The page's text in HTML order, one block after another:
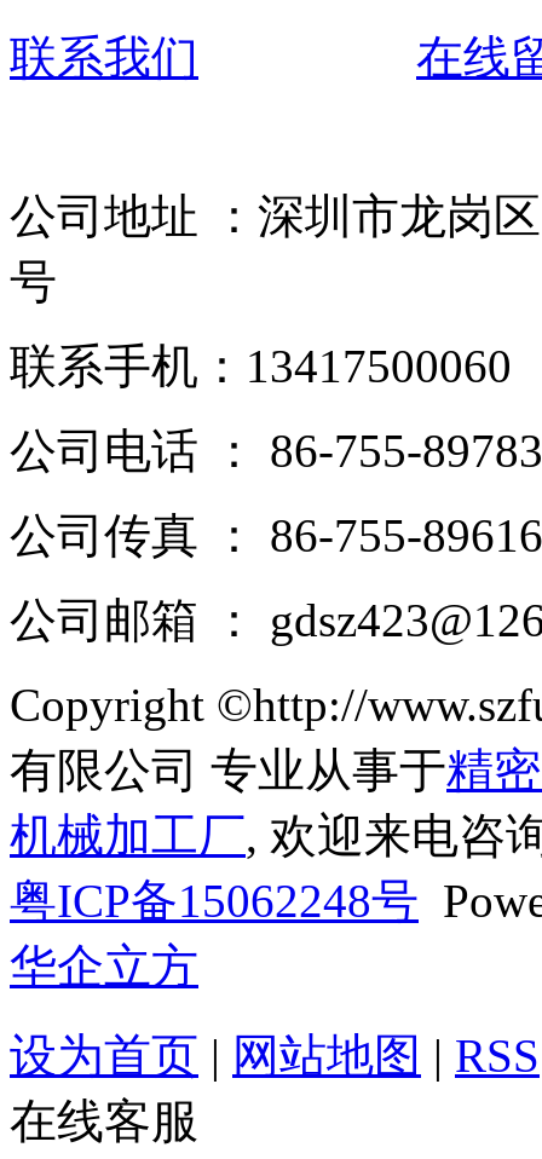
联系我们
在线
公司地址 ：深圳市龙岗
号
联系手机：13417500060
公司电话 ： 86-755-
公司传真 ： 86-755-
公司邮箱 ：
Copyright ©http://
有限公司 专业从事于精
机械加工厂, 欢迎来电咨
粤ICP备15062248号
华企立方
设为首页 | 网站地图 | RSS
在线客服